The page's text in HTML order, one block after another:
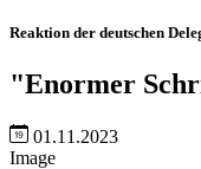
Reaktion der deutschen
"Enormer
01.11.2023
Image